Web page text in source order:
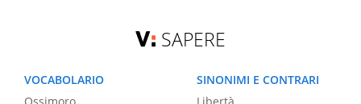
SAPERE
VOCABOLARIO
SINONIMI E CONTRARI